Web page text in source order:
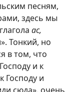
песням,
здесь мы
ас,
Тонкий, но
в том, что
и к
Господу и